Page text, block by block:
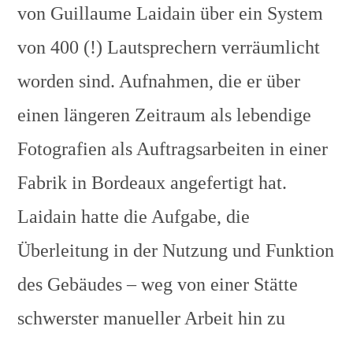
von Guillaume Laidain über ein System
von 400 (!) Lautsprechern verräumlicht
worden sind. Aufnahmen, die er über
einen längeren Zeitraum als lebendige
Fotografien als Auftragsarbeiten in einer
Fabrik in Bordeaux angefertigt hat.
Laidain hatte die Aufgabe, die
Überleitung in der Nutzung und Funktion
des Gebäudes – weg von einer Stätte
schwerster manueller Arbeit hin zu